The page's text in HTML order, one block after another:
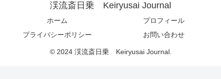
渓流斎日乗 Keiryusai Journal
ホーム
プロフィール
プライバシーポリシー
お問い合わせ
© 2024 渓流斎日乗 Keiryusai Journal.